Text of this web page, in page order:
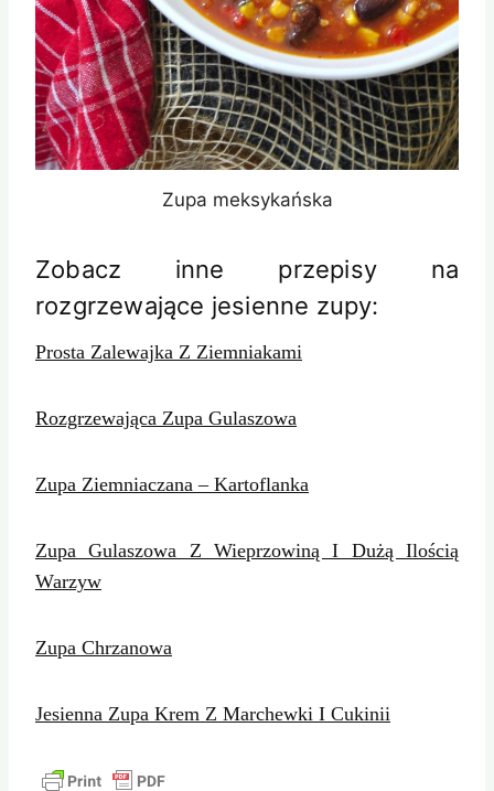
Zupa meksykańska
Zobacz inne przepisy na
rozgrzewające jesienne zupy:
Prosta Zalewajka Z Ziemniakami
Rozgrzewająca Zupa Gulaszowa
Zupa Ziemniaczana – Kartoflanka
Zupa Gulaszowa Z Wieprzowiną I Dużą Ilością
Warzyw
Zupa Chrzanowa
Jesienna Zupa Krem Z Marchewki I Cukinii